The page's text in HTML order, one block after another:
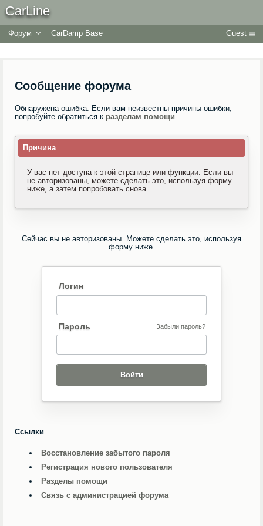
CarLine
Форум CarDamp Base Guest
Сообщение форума
Обнаружена ошибка. Если вам неизвестны причины ошибки,
попробуйте обратиться к разделам помощи.
Причина
У вас нет доступа к этой странице или функции. Если вы
не авторизованы, можете сделать это, используя форму
ниже, а затем попробовать снова.
Сейчас вы не авторизованы. Можете сделать это, используя
форму ниже.
Логин
Пароль Забыли пароль?
Ссылки
Восстановление забытого пароля
Регистрация нового пользователя
Разделы помощи
Связь с администрацией форума